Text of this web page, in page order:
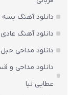
دانلود آهنگ بسه
دانلود آهنگ
دانلود مداحی
دانلود مداحی و
عطایی نیا